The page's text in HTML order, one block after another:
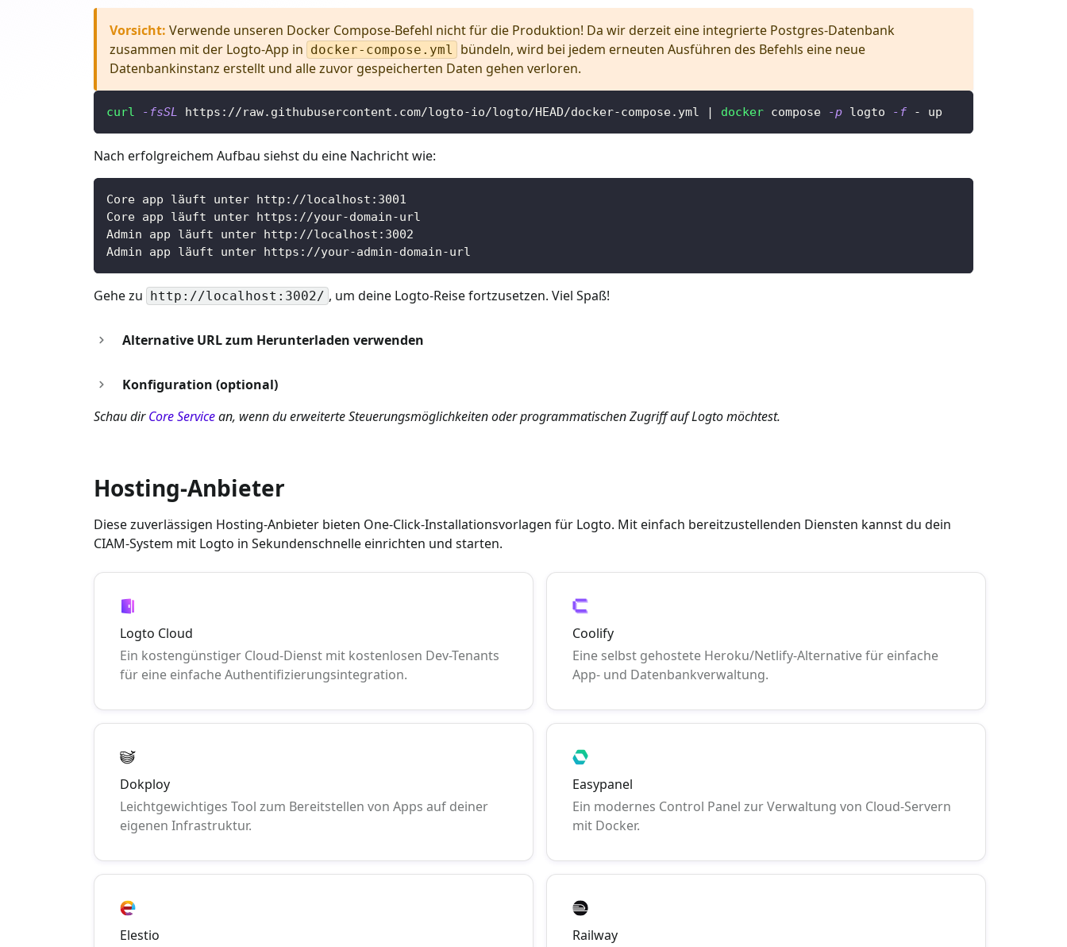
Vorsicht: Verwende unseren Docker Compose-Befehl nicht für die Produktion! Da wir derzeit eine integrierte Postgres-Datenbank
zusammen mit der Logto-App in docker-compose.yml
bündeln, wird bei jedem erneuten Ausführen des Befehls eine neue
Datenbankinstanz erstellt und alle zuvor gespeicherten Daten gehen verloren.
curl -fsSL https://raw.githubusercontent.com/logto-io/logto/HEAD/docker-compose.yml | docker compose -p logto -f - up
Nach erfolgreichem Aufbau siehst du eine Nachricht wie:
Core app läuft unter http://localhost:3001
Core app läuft unter https://your-domain-url
Admin app läuft unter http://localhost:3002
Admin app läuft unter https://your-admin-domain-url
Gehe zu http://localhost:3002/ , um deine Logto-Reise fortzusetzen. Viel Spaß!
Alternative URL zum Herunterladen verwenden
Konfiguration (optional)
Schau dirCore Servicean, wenn du erweiterte Steuerungsmöglichkeiten oder programmatischen Zugriff auf Logto möchtest.
Hosting-Anbieter
Diese zuverlässigen Hosting-Anbieter bieten One-Click-Installationsvorlagen für Logto. Mit einfach bereitzustellenden Diensten kannst du dein
CIAM-System mit Logto in Sekundenschnelle einrichten und starten.
Logto Cloud
Ein kostengünstiger Cloud-Dienst mit kostenlosen Dev-Tenants
für eine einfache Authentifizierungsintegration.
Coolify
Eine selbst gehostete Heroku/Netlify-Alternative für einfache
App- und Datenbankverwaltung.
Dokploy
Leichtgewichtiges Tool zum Bereitstellen von Apps auf deiner
eigenen Infrastruktur.
Easypanel
Ein modernes Control Panel zur Verwaltung von Cloud-Servern
mit Docker.
Elestio
Railway